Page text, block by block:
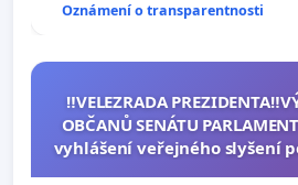
Oznámení o transparentnosti
‼️VELEZRADA
OBČANŮ SENÁTU
vyhlášení veřejného slyšení